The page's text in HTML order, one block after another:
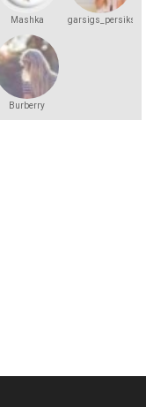
Mashka
garsigs_persiks
Burberry